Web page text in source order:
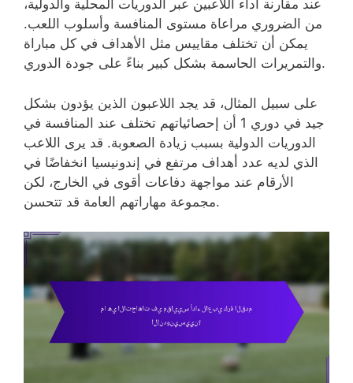
عند مقارنة أداء اللاعبين عبر الدوريات المحلية والدولية،
من الضروري مراعاة مستوى المنافسة وأسلوب اللعب.
يمكن أن تختلف مقاييس مثل الأهداف في كل مباراة
والتمريرات الحاسمة بشكل كبير بناءً على جودة الدوري.
على سبيل المثال، قد يجد اللاعبون الذين يؤدون بشكل
جيد في دوري 1 أن إحصائياتهم تختلف عند المنافسة في
الدوريات الدولية بسبب زيادة الصعوبة. قد يرى اللاعب
الذي لديه عدد أهداف مرتفع في إندونيسيا انخفاضًا في
الأرقام عند مواجهة دفاعات أقوى في الخارج، لكن
مجموعة مهاراتهم العامة قد تتحسن.